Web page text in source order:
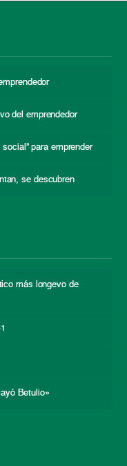
del emprendedor
para emprender
se descubren
más longevo de
Betulio»